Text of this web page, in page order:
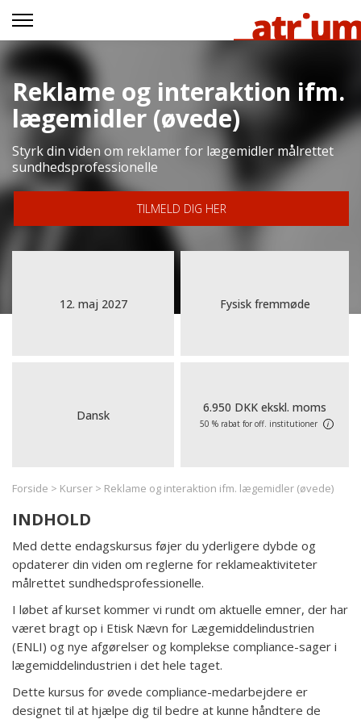
Reklame og interaktion ifm.
lægemidler (øvede)
Styrk din viden om reklamer for lægemidler målrettet
sundhedsprofessionelle
TILMELD DIG HER
12. maj 2027 Fysisk fremmøde
Dansk 6.950 DKK ekskl. moms
50 % rabat for off. institutioner i
Forside > Kurser > Reklame og interaktion ifm. lægemidler (øvede)
INDHOLD
Med dette endagskursus føjer du yderligere dybde og
opdaterer din viden om reglerne for reklameaktiviteter
målrettet sundhedsprofessionelle.
I løbet af kurset kommer vi rundt om aktuelle emner, der har
været bragt op i Etisk Nævn for Lægemiddelindustrien
(ENLI) og nye afgørelser og komplekse compliance-sager i
lægemiddelindustrien i det hele taget.
Dette kursus for øvede compliance-medarbejdere er
designet til at hjælpe dig til bedre at kunne håndtere de